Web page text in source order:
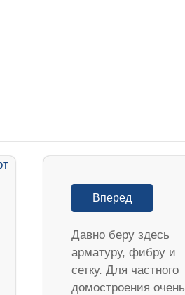
Вперед
Давно беру здесь
арматуру, фибру и
сетку. Для частного
домостроения очень